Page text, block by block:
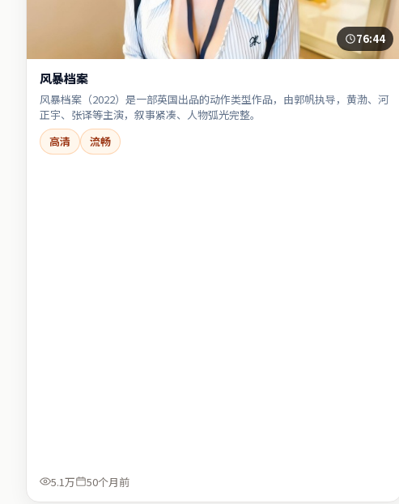
76:44
风暴档案
风暴档案（2022）是一部英国出品的动作类型作品，由郭帆执导，黄渤、河
正宇、张译等主演，叙事紧凑、人物弧光完整。
高清
流畅
5.1万 50个月前